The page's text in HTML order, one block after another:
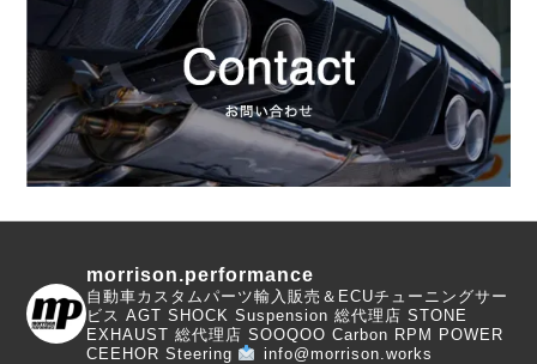
morrison.performance
自動車カスタムパーツ輸入販売＆ECUチューニングサー
ビス AGT SHOCK Suspension 総代理店 STONE
EXHAUST 総代理店 SOOQOO Carbon RPM POWER
CEEHOR Steering
info@morrison.works